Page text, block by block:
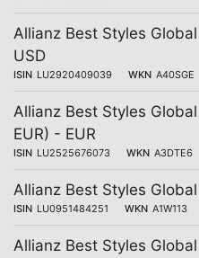
Allianz Best Styles
USD
ISIN LU2920409039 WKN A40SGE
Allianz Best Styles
EUR) - EUR
ISIN LU2525676073 WKN A3DTE6
Allianz Best Styles
ISIN LU0951484251 WKN A1W113
Allianz Best Styles